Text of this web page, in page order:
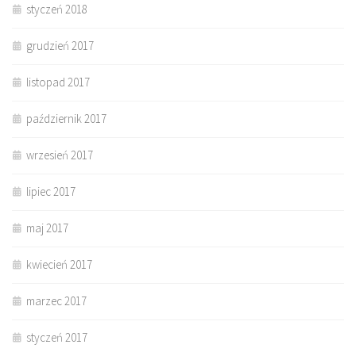
styczeń 2018
grudzień 2017
listopad 2017
październik 2017
wrzesień 2017
lipiec 2017
maj 2017
kwiecień 2017
marzec 2017
styczeń 2017